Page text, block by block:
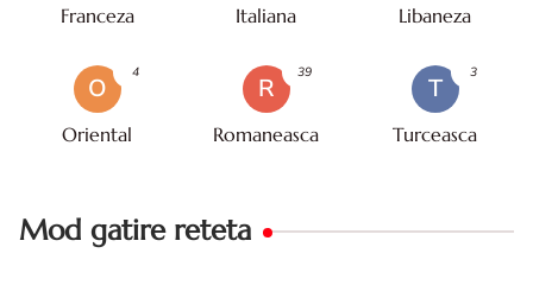
Franceza Italiana Libaneza
O
Oriental
4
R
Romaneasca
39
T
Turceasca
3
Mod gatire reteta